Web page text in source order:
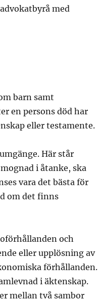
med
barn samt
en persons död har
eller testamente.
Här står
i åtanke, ska
vara det bästa för
om det finns
och
eller upplösning av
förhållanden.
i äktenskap.
mellan två sambor